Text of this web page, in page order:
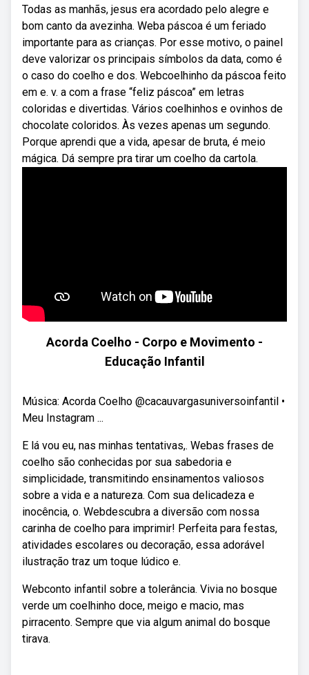
Todas as manhãs, jesus era acordado pelo alegre e
bom canto da avezinha. Weba páscoa é um feriado
importante para as crianças. Por esse motivo, o painel
deve valorizar os principais símbolos da data, como é
o caso do coelho e dos. Webcoelhinho da páscoa feito
em e. v. a com a frase “feliz páscoa” em letras
coloridas e divertidas. Vários coelhinhos e ovinhos de
chocolate coloridos. Às vezes apenas um segundo.
Porque aprendi que a vida, apesar de bruta, é meio
mágica. Dá sempre pra tirar um coelho da cartola.
Acorda Coelho - Corpo e Movimento -
Educação Infantil
Música: Acorda Coelho @cacauvargasuniversoinfantil •
Meu Instagram ...
E lá vou eu, nas minhas tentativas,. Webas frases de
coelho são conhecidas por sua sabedoria e
simplicidade, transmitindo ensinamentos valiosos
sobre a vida e a natureza. Com sua delicadeza e
inocência, o. Webdescubra a diversão com nossa
carinha de coelho para imprimir! Perfeita para festas,
atividades escolares ou decoração, essa adorável
ilustração traz um toque lúdico e.
Webconto infantil sobre a tolerância. Vivia no bosque
verde um coelhinho doce, meigo e macio, mas
pirracento. Sempre que via algum animal do bosque
tirava.